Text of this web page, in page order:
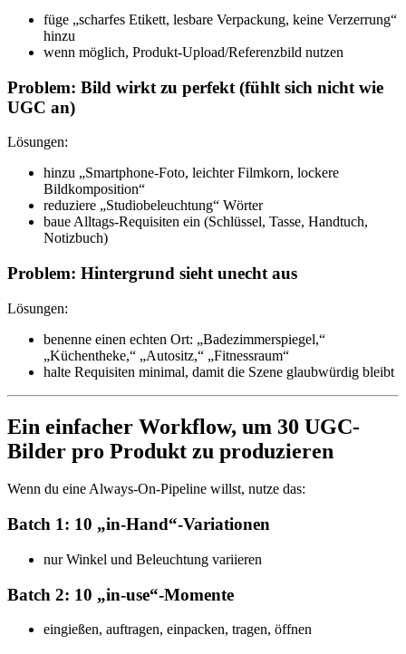
füge „scharfes Etikett, lesbare Verpackung, keine Verzerrung“
hinzu
wenn möglich, Produkt-Upload/Referenzbild nutzen
Problem: Bild wirkt zu perfekt (fühlt sich nicht wie
UGC an)
Lösungen:
hinzu „Smartphone-Foto, leichter Filmkorn, lockere
Bildkomposition“
reduziere „Studiobeleuchtung“ Wörter
baue Alltags-Requisiten ein (Schlüssel, Tasse, Handtuch,
Notizbuch)
Problem: Hintergrund sieht unecht aus
Lösungen:
benenne einen echten Ort: „Badezimmerspiegel,“
„Küchentheke,“ „Autositz,“ „Fitnessraum“
halte Requisiten minimal, damit die Szene glaubwürdig bleibt
Ein einfacher Workflow, um 30 UGC-
Bilder pro Produkt zu produzieren
Wenn du eine Always-On-Pipeline willst, nutze das:
Batch 1: 10 „in-Hand“-Variationen
nur Winkel und Beleuchtung variieren
Batch 2: 10 „in-use“-Momente
eingießen, auftragen, einpacken, tragen, öffnen